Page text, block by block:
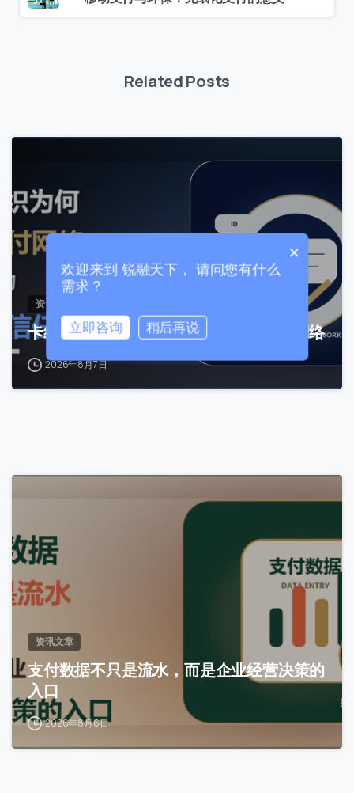
Related Posts
0
资讯文章
卡组织为何从支付网络升级为数字信任网络
2026年8月7日
0
资讯文章
支付数据不只是流水，而是企业经营决策的
入口
2026年8月6日
+86
0 / 180
×
欢迎来到 锐融天下， 请问您有什么
需求？
立即咨询 稍后再说